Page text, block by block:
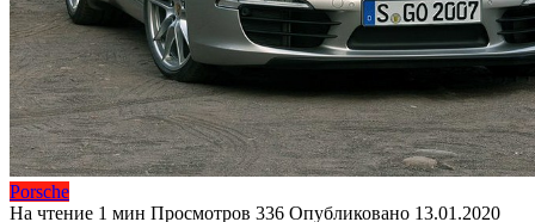
Porsche
На чтение 1 мин Просмотров 336 Опубликовано 13.01.2020